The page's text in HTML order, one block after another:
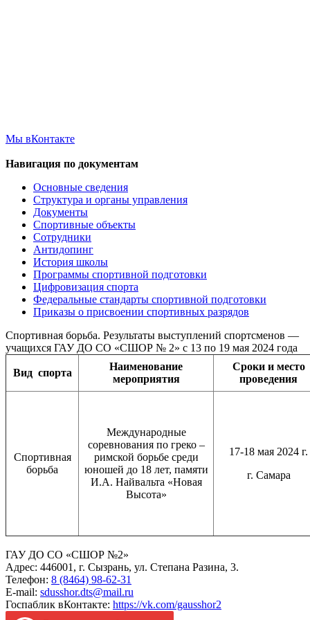
Мы вКонтакте
Навигация по документам
Основные сведения
Структура и органы управления
Документы
Спортивные объекты
Сотрудники
Антидопинг
История школы
Программы спортивной подготовки
Цифровизация спорта
Федеральные стандарты спортивной подготовки
Приказы о присвоении спортивных разрядов
Спортивная борьба. Результаты выступлений спортсменов —
учащихся ГАУ ДО СО «СШОР № 2» с 13 по 19 мая 2024 года
Вид спорта
Наименование
мероприятия
Сроки и место
проведения
Спортивная
борьба
Международные
соревнования по греко –
римской борьбе среди
юношей до 18 лет, памяти
И.А. Найвальта «Новая
Высота»
17-18 мая 2024 г.
г. Самара
ГАУ ДО СО «СШОР №2»
Адрес: 446001, г. Сызрань, ул. Степана Разина, 3.
Телефон: 8 (8464) 98-62-31
E-mail: sdusshor.dts@mail.ru
Госпаблик вКонтакте: https://vk.com/gausshor2